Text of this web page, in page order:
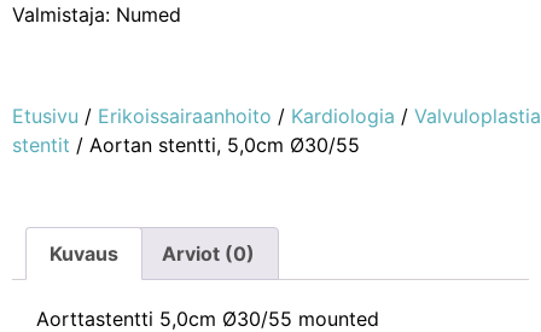
Valmistaja: Numed
Etusivu / Erikoissairaanhoito / Kardiologia / Valvuloplastia
stentit / Aortan stentti, 5,0cm Ø30/55
Kuvaus Arviot (0)
Aorttastentti 5,0cm Ø30/55 mounted